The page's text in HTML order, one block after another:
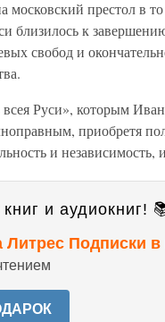
московский престол в
близилось к
свобод и
Руси», которым
приобретя
и независимость,
и аудиокниг!
Литрес Подписки в